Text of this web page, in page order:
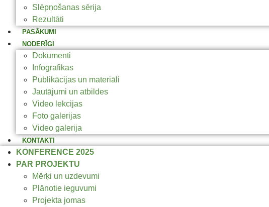
Slēpņošanas sērija
Rezultāti
PASĀKUMI
NODERĪGI
Dokumenti
Infografikas
Publikācijas un materiāli
Jautājumi un atbildes
Video lekcijas
Foto galerijas
Video galerija
KONTAKTI
KONFERENCE 2025
PAR PROJEKTU
Mērķi un uzdevumi
Plānotie ieguvumi
Projekta jomas